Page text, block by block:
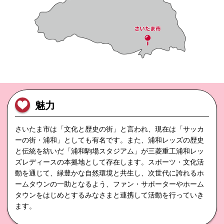
魅力
さいたま市は「文化と歴史の街」と言われ、現在は「サッカ
ーの街・浦和」としても有名です。また、浦和レッズの歴史
と伝統を紡いだ「浦和駒場スタジアム」が三菱重工浦和レッ
ズレディースの本拠地として存在します。スポーツ・文化活
動を通じて、緑豊かな自然環境と共生し、次世代に誇れるホ
ームタウンの一助となるよう、ファン・サポーターやホーム
タウンをはじめとするみなさまと連携して活動を行っていき
ます。